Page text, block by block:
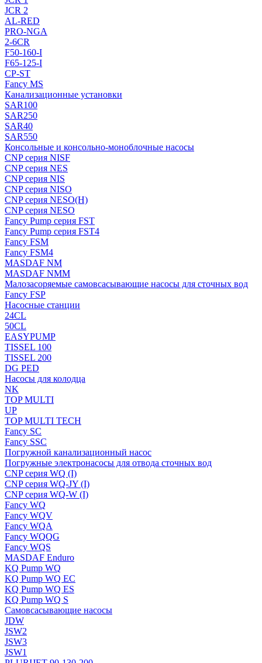
JCR 2
AL-RED
PRO-NGA
2-6CR
F50-160-I
F65-125-I
CP-ST
Fancy MS
Канализационные установки
SAR100
SAR250
SAR40
SAR550
Консольные и консольно-моноблочные насосы
CNP серия NISF
CNP серия NES
CNP серия NIS
CNP серия NISO
CNP серия NESO(H)
CNP серия NESO
Fancy Pump серия FST
Fancy Pump серия FST4
Fancy FSM
Fancy FSM4
MASDAF NM
MASDAF NMM
Малозасоряемые самовсасывающие насосы для сточных вод
Fancy FSP
Насосные станции
24CL
50CL
EASYPUMP
TISSEL 100
TISSEL 200
DG PED
Насосы для колодца
NK
TOP MULTI
UP
TOP MULTI TECH
Fancy SC
Fancy SSC
Погружной канализационный насос
Погружные электронасосы для отвода сточных вод
CNP серия WQ (I)
CNP серия WQ-JY (I)
CNP серия WQ-W (I)
Fancy WQ
Fancy WQV
Fancy WQA
Fancy WQQG
Fancy WQS
MASDAF Enduro
KQ Pump WQ
KQ Pump WQ EC
KQ Pump WQ ES
KQ Pump WQ S
Самовсасывающие насосы
JDW
JSW2
JSW3
JSW1